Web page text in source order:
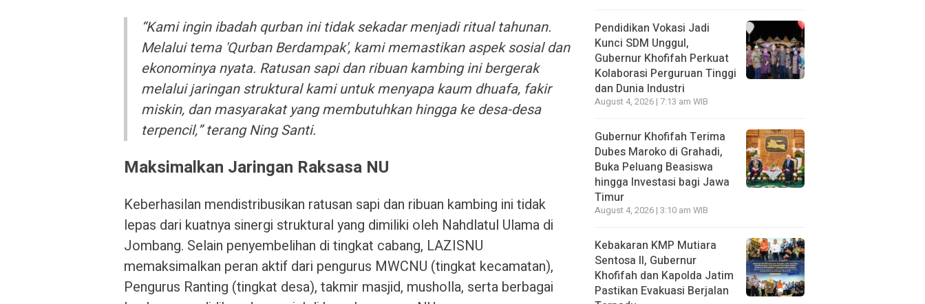
“Kami ingin ibadah qurban ini tidak sekadar menjadi ritual tahunan.
Melalui tema 'Qurban Berdampak', kami memastikan aspek sosial dan
ekonominya nyata. Ratusan sapi dan ribuan kambing ini bergerak
melalui jaringan struktural kami untuk menyapa kaum dhuafa, fakir
miskin, dan masyarakat yang membutuhkan hingga ke desa-desa
terpencil,” terang Ning Santi.
Maksimalkan Jaringan Raksasa NU
Keberhasilan mendistribusikan ratusan sapi dan ribuan kambing ini tidak
lepas dari kuatnya sinergi struktural yang dimiliki oleh Nahdlatul Ulama di
Jombang. Selain penyembelihan di tingkat cabang, LAZISNU
memaksimalkan peran aktif dari pengurus MWCNU (tingkat kecamatan),
Pengurus Ranting (tingkat desa), takmir masjid, musholla, serta berbagai
Pendidikan Vokasi Jadi
Kunci SDM Unggul,
Gubernur Khofifah Perkuat
Kolaborasi Perguruan Tinggi
dan Dunia Industri
August 4, 2026 | 7:13 am WIB
Gubernur Khofifah Terima
Dubes Maroko di Grahadi,
Buka Peluang Beasiswa
hingga Investasi bagi Jawa
Timur
August 4, 2026 | 3:10 am WIB
Kebakaran KMP Mutiara
Sentosa II, Gubernur
Khofifah dan Kapolda Jatim
Pastikan Evakuasi Berjalan